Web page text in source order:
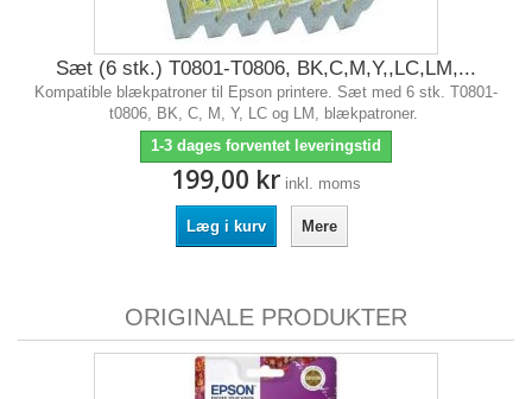
Sæt (6 stk.) T0801-T0806, BK,C,M,Y,,LC,LM,...
Kompatible blækpatroner til Epson printere. Sæt med 6 stk. T0801-
t0806, BK, C, M, Y, LC og LM, blækpatroner.
1-3 dages forventet leveringstid
199,00 kr inkl. moms
Læg i kurv Mere
ORIGINALE PRODUKTER